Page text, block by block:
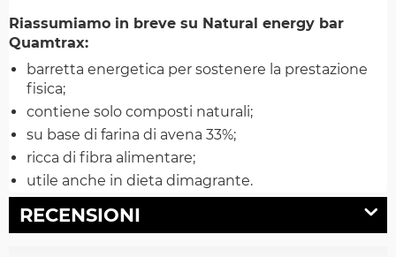
Riassumiamo in breve su Natural energy bar
Quamtrax:
barretta energetica per sostenere la prestazione
fisica;
contiene solo composti naturali;
su base di farina di avena 33%;
ricca di fibra alimentare;
utile anche in dieta dimagrante.
RECENSIONI